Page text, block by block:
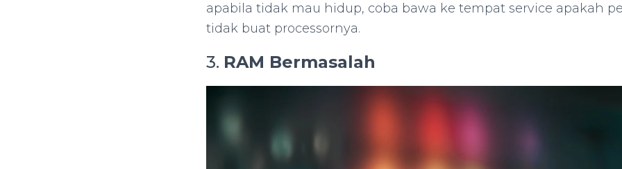
apabila tidak mau hidup, coba bawa ke tempat service apakah
tidak buat processornya.
3. RAM Bermasalah